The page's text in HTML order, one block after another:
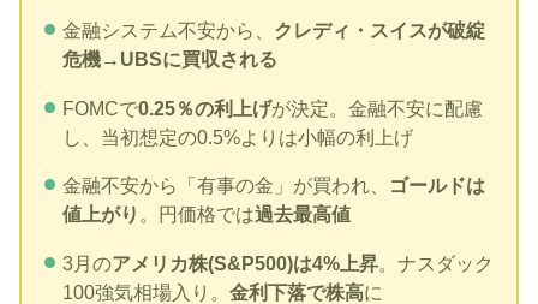
金融システム不安から、 クレディ・スイスが破綻
危機→UBSに買収される
FOMCで0.25％の利上げが決定。金融不安に配慮
し、当初想定の0.5%よりは小幅の利上げ
金融不安から「有事の金」が買われ、
ゴールドは
値上がり 。円価格では過去最高値
3月のアメリカ株(S&P500)は4%上昇。ナスダック
100強気相場入り。 金利下落で株高に